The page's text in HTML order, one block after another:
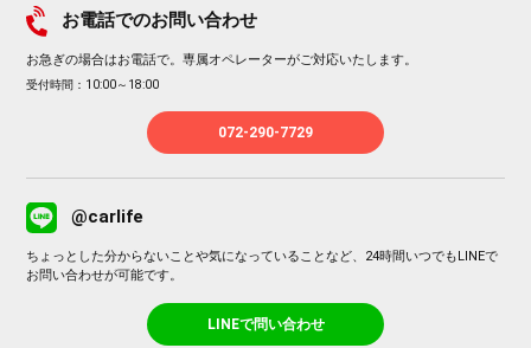
お電話でのお問い合わせ
お急ぎの場合はお電話で。専属オペレーターがご対応いたします。
受付時間：10:00～18:00
072-290-7729
@carlife
ちょっとした分からないことや気になっていることなど、24時間いつでもLINEで
お問い合わせが可能です。
LINEで問い合わせ